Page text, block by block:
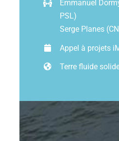
Les
Emmanuel
PSL)
Serge Planes
Appel à projets
Terre fluide